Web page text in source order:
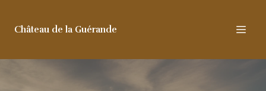
Château de la Guérande